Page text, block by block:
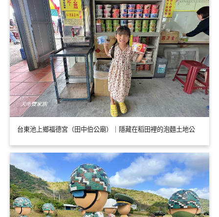
台東池上鄉福德宮（田中伯公廟）｜隱藏在稻田裡的泡麵土地公